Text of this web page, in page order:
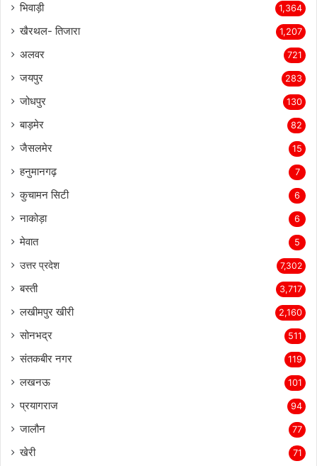
भिवाड़ी 1,364
खैरथल- तिजारा 1,207
अलवर 721
जयपुर 283
जोधपुर 130
बाड़मेर 82
जैसलमेर 15
हनुमानगढ़ 7
कुचामन सिटी 6
नाकोड़ा 6
मेवात 5
उत्तर प्रदेश 7,302
बस्ती 3,717
लखीमपुर खीरी 2,160
सोनभद्र 511
संतकबीर नगर 119
लखनऊ 101
प्रयागराज 94
जालौन 77
खेरी 71